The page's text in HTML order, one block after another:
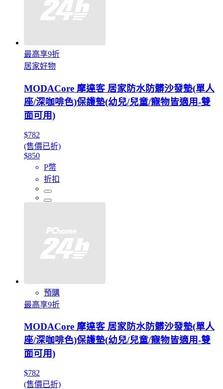
最高享9折
居家好物
MODACore 摩達客 居家防水防髒沙發墊(單人
座/深咖啡色)保護墊(幼兒/兒童/寵物皆適用-雙
面可用)
$782
(售價已折)
$850
P幣
折扣
預購
最高享9折
MODACore 摩達客 居家防水防髒沙發墊(單人
座/深咖啡色)保護墊(幼兒/兒童/寵物皆適用-雙
面可用)
$782
(售價已折)